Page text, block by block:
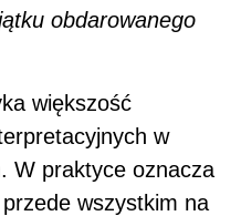
obdarowanego
większość
w
W praktyce oznacza
wszystkim na